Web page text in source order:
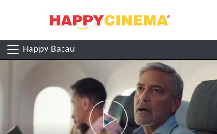
Happy Bacau